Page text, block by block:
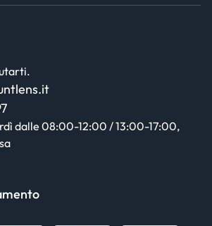
dalle 08:00-12:00 / 13:00-17:00,